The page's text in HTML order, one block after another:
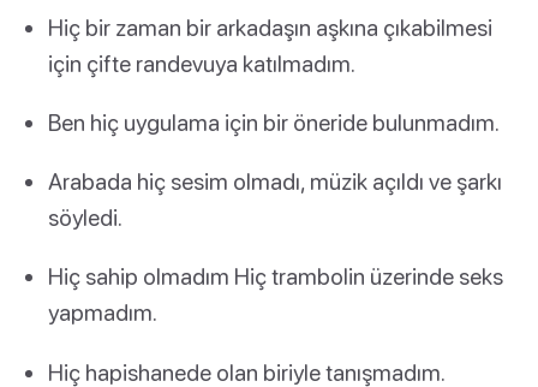
Hiç bir zaman bir arkadaşın aşkına çıkabilmesi
için çifte randevuya katılmadım.
Ben hiç uygulama için bir öneride bulunmadım.
Arabada hiç sesim olmadı, müzik açıldı ve şarkı
söyledi.
Hiç sahip olmadım Hiç trambolin üzerinde seks
yapmadım.
Hiç hapishanede olan biriyle tanışmadım.